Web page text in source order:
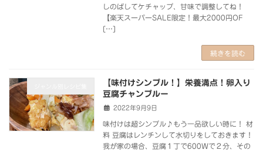
しのばしてケチャップ、甘味で調整してね！
【楽天スーパーSALE限定！最大2000円OF
[…]
続きを読む
【味付けシンプル！】栄養満点！卵入り
豆腐チャンプルー
2022年9月9日
味付けは超シンプル♪もう一品欲しい時に！ 材
料 豆腐はレンチンして水切りをしておきます！
我が家の場合、豆腐１丁で600Wで２分、その